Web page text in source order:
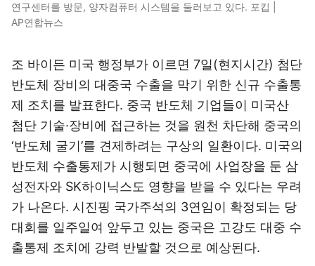
연구센터를 방문, 양자컴퓨터 시스템을 둘러보고 있다. 포킵 |
AP연합뉴스
조 바이든 미국 행정부가 이르면 7일(현지시간) 첨단
반도체 장비의 대중국 수출을 막기 위한 신규 수출통
제 조치를 발표한다. 중국 반도체 기업들이 미국산
첨단 기술·장비에 접근하는 것을 원천 차단해 중국의
‘반도체 굴기’를 견제하려는 구상의 일환이다. 미국의
반도체 수출통제가 시행되면 중국에 사업장을 둔 삼
성전자와 SK하이닉스도 영향을 받을 수 있다는 우려
가 나온다. 시진핑 국가주석의 3연임이 확정되는 당
대회를 일주일여 앞두고 있는 중국은 고강도 대중 수
출통제 조치에 강력 반발할 것으로 예상된다.